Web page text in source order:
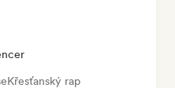
Křesťanský rap